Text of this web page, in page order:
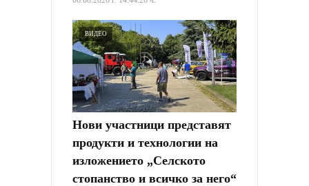
ВИДЕО
Нови участници представят
продукти и технологии на
изложението „Селското
стопанство и всичко за него“